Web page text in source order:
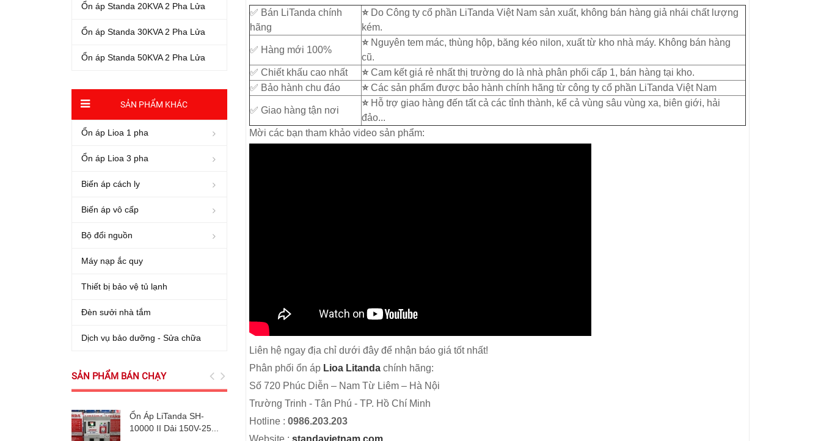
Ổn áp Standa 20KVA 2 Pha Lửa
Ổn áp Standa 30KVA 2 Pha Lửa
Ổn áp Standa 50KVA 2 Pha Lửa
SẢN PHẨM KHÁC
Ổn áp Lioa 1 pha
Ổn áp Lioa 3 pha
Biến áp cách ly
Biến áp vô cấp
Bộ đổi nguồn
Máy nạp ắc quy
Thiết bị bảo vệ tủ lạnh
Đèn sưởi nhà tắm
Dịch vụ bảo dưỡng - Sửa chữa
SẢN PHẨM BÁN CHẠY
Ổn Áp LiTanda SH-
10000 II Dải 150V-25...
✅ Bán LiTanda chính
hãng
⭐ Do Công ty cổ phần LiTanda Việt Nam sản xuất, không bán hàng giả nhái chất lượng
kém.
✅ Hàng mới 100%
⭐ Nguyên tem mác, thùng hộp, băng kéo nilon, xuất từ kho nhà máy. Không bán hàng
cũ.
✅ Chiết khấu cao nhất
⭐Cam kết giá rẻ nhất thị trường do là nhà phân phối cấp 1, bán hàng tại kho.
✅ Bảo hành chu đáo
⭐Các sản phẩm được bảo hành chính hãng từ công ty cổ phần LiTanda Việt Nam
✅ Giao hàng tận nơi
⭐ Hỗ trợ giao hàng đến tất cả các tỉnh thành, kể cả vùng sâu vùng xa, biên giới, hải
đảo...
Mời các bạn tham khảo video sản phẩm:
Liên hệ ngay địa chỉ dưới đây để nhận báo giá tốt nhất!
Phân phối ổn áp Lioa Litanda chính hãng:
Số 720 Phúc Diễn – Nam Từ Liêm – Hà Nội
Trường Trinh - Tân Phú - TP. Hồ Chí Minh
Hotline : 0986.203.203
Website : standavietnam.com